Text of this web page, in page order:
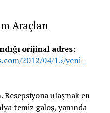
Araçları
orijinal adres:
2012/04/15/yeni-
Resepsiyona ulaşmak en
temiz galoş, yanında